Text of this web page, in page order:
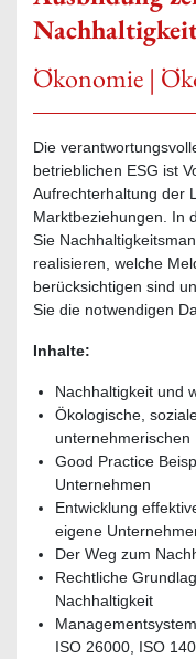
Ökonomie |
Die
betrieblichen ESG ist
Aufrechterhaltung der
Marktbeziehungen. In
Sie
realisieren, welche
berücksichtigen sind
Sie die notwendigen
Inhalte:
Nachhaltigkeit und
Ökologische,
unternehmerischen
Good Practice
Unternehmen
Entwicklung
eigene
Der Weg zum
Rechtliche
Nachhaltigkeit
ISO 26000, ISO